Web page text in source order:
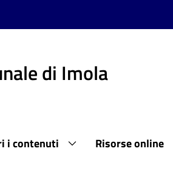
di Imola
i contenuti Risorse online